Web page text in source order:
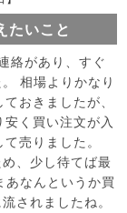
たいこと
絡があり、すぐ
相場よりかなり
おきましたが、
く買い注文が入
売りました。
、少し待てば最
あなんというか買
されましたね。